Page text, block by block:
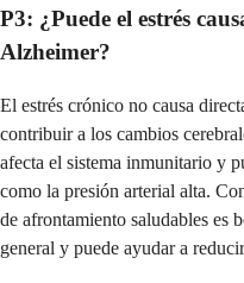
P3: ¿Puede el estrés
Alzheimer?
El estrés crónico no causa
contribuir a los cambios
afecta el sistema inmunitario y
como la presión arterial alta.
de afrontamiento saludables es
general y puede ayudar a